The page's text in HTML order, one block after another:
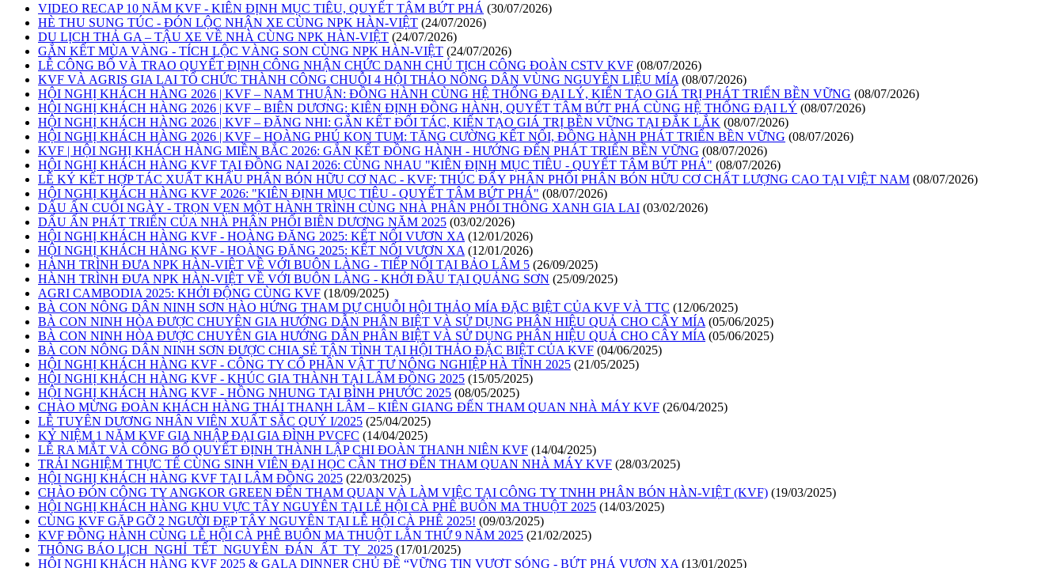
VIDEO RECAP 10 NĂM KVF - KIÊN ĐỊNH MỤC TIÊU, QUYẾT TÂM BỨT PHÁ (30/07/2026)
HÈ THU SUNG TÚC - ĐÓN LỘC NHẬN XE CÙNG NPK HÀN-VIỆT (24/07/2026)
DU LỊCH THẢ GA – TẬU XE VỀ NHÀ CÙNG NPK HÀN-VIỆT (24/07/2026)
GẮN KẾT MÙA VÀNG - TÍCH LỘC VÀNG SON CÙNG NPK HÀN-VIỆT (24/07/2026)
LỄ CÔNG BỐ VÀ TRAO QUYẾT ĐỊNH CÔNG NHẬN CHỨC DANH CHỦ TỊCH CÔNG ĐOÀN CSTV KVF (08/07/2026)
KVF VÀ AGRIS GIA LAI TỔ CHỨC THÀNH CÔNG CHUỖI 4 HỘI THẢO NÔNG DÂN VÙNG NGUYÊN LIỆU MÍA (08/07/2026)
HỘI NGHỊ KHÁCH HÀNG 2026 | KVF – NAM THUẬN: ĐỒNG HÀNH CÙNG HỆ THỐNG ĐẠI LÝ, KIẾN TẠO GIÁ TRỊ PHÁT TRIỂN BỀN VỮNG (08/07/2026)
HỘI NGHỊ KHÁCH HÀNG 2026 | KVF – BIÊN DƯƠNG: KIÊN ĐỊNH ĐỒNG HÀNH, QUYẾT TÂM BỨT PHÁ CÙNG HỆ THỐNG ĐẠI LÝ (08/07/2026)
HỘI NGHỊ KHÁCH HÀNG 2026 | KVF – ĐĂNG NHI: GẮN KẾT ĐỐI TÁC, KIẾN TẠO GIÁ TRỊ BỀN VỮNG TẠI ĐẮK LẮK (08/07/2026)
HỘI NGHỊ KHÁCH HÀNG 2026 | KVF – HOÀNG PHÚ KON TUM: TĂNG CƯỜNG KẾT NỐI, ĐỒNG HÀNH PHÁT TRIỂN BỀN VỮNG (08/07/2026)
KVF | HỘI NGHỊ KHÁCH HÀNG MIỀN BẮC 2026: GẮN KẾT ĐỒNG HÀNH - HƯỚNG ĐẾN PHÁT TRIỂN BỀN VỮNG (08/07/2026)
HỘI NGHỊ KHÁCH HÀNG KVF TẠI ĐỒNG NAI 2026: CÙNG NHAU "KIÊN ĐỊNH MỤC TIÊU - QUYẾT TÂM BỨT PHÁ" (08/07/2026)
LỄ KÝ KẾT HỢP TÁC XUẤT KHẨU PHÂN BÓN HỮU CƠ NAC - KVF: THÚC ĐẨY PHÂN PHỐI PHÂN BÓN HỮU CƠ CHẤT LƯỢNG CAO TẠI VIỆT NAM (08/07/2026)
HỘI NGHỊ KHÁCH HÀNG KVF 2026: "KIÊN ĐỊNH MỤC TIÊU - QUYẾT TÂM BỨT PHÁ" (08/07/2026)
DẤU ẤN CUỐI NGÀY - TRỌN VẸN MỘT HÀNH TRÌNH CÙNG NHÀ PHÂN PHỐI THÔNG XANH GIA LAI (03/02/2026)
DẤU ẤN PHÁT TRIỂN CỦA NHÀ PHÂN PHỐI BIÊN DƯƠNG NĂM 2025 (03/02/2026)
HỘI NGHỊ KHÁCH HÀNG KVF - HOÀNG ĐĂNG 2025: KẾT NỐI VƯƠN XA (12/01/2026)
HỘI NGHỊ KHÁCH HÀNG KVF - HOÀNG ĐĂNG 2025: KẾT NỐI VƯƠN XA (12/01/2026)
HÀNH TRÌNH ĐƯA NPK HÀN-VIỆT VỀ VỚI BUÔN LÀNG - TIẾP NỐI TẠI BẢO LÂM 5 (26/09/2025)
HÀNH TRÌNH ĐƯA NPK HÀN-VIỆT VỀ VỚI BUÔN LÀNG - KHỞI ĐẦU TẠI QUẢNG SƠN (25/09/2025)
AGRI CAMBODIA 2025: KHỞI ĐỘNG CÙNG KVF (18/09/2025)
BÀ CON NÔNG DÂN NINH SƠN HÀO HỨNG THAM DỰ CHUỖI HỘI THẢO MÍA ĐẶC BIỆT CỦA KVF VÀ TTC (12/06/2025)
BÀ CON NINH HÒA ĐƯỢC CHUYÊN GIA HƯỚNG DẪN PHÂN BIỆT VÀ SỬ DỤNG PHÂN HIỆU QUẢ CHO CÂY MÍA (05/06/2025)
BÀ CON NINH HÒA ĐƯỢC CHUYÊN GIA HƯỚNG DẪN PHÂN BIỆT VÀ SỬ DỤNG PHÂN HIỆU QUẢ CHO CÂY MÍA (05/06/2025)
BÀ CON NÔNG DÂN NINH SƠN ĐƯỢC CHIA SẺ TẬN TÌNH TẠI HỘI THẢO ĐẶC BIỆT CỦA KVF (04/06/2025)
HỘI NGHỊ KHÁCH HÀNG KVF - CÔNG TY CỔ PHẦN VẬT TƯ NÔNG NGHIỆP HÀ TĨNH 2025 (21/05/2025)
HỘI NGHỊ KHÁCH HÀNG KVF - KHÚC GIA THÀNH TẠI LÂM ĐỒNG 2025 (15/05/2025)
HỘI NGHỊ KHÁCH HÀNG KVF - HỒNG NHUNG TẠI BÌNH PHƯỚC 2025 (08/05/2025)
CHÀO MỪNG ĐOÀN KHÁCH HÀNG THÁI THANH LÂM – KIÊN GIANG ĐẾN THAM QUAN NHÀ MÁY KVF (26/04/2025)
LỄ TUYÊN DƯƠNG NHÂN VIÊN XUẤT SẮC QUÝ I/2025 (25/04/2025)
KỶ NIỆM 1 NĂM KVF GIA NHẬP ĐẠI GIA ĐÌNH PVCFC (14/04/2025)
LỄ RA MẮT VÀ CÔNG BỐ QUYẾT ĐỊNH THÀNH LẬP CHI ĐOÀN THANH NIÊN KVF (14/04/2025)
TRẢI NGHIỆM THỰC TẾ CÙNG SINH VIÊN ĐẠI HỌC CẦN THƠ ĐẾN THAM QUAN NHÀ MÁY KVF (28/03/2025)
HỘI NGHỊ KHÁCH HÀNG KVF TẠI LÂM ĐỒNG 2025 (22/03/2025)
CHÀO ĐÓN CÔNG TY ANGKOR GREEN ĐẾN THAM QUAN VÀ LÀM VIỆC TẠI CÔNG TY TNHH PHÂN BÓN HÀN-VIỆT (KVF) (19/03/2025)
HỘI NGHỊ KHÁCH HÀNG KHU VỰC TÂY NGUYÊN TẠI LỄ HỘI CÀ PHÊ BUÔN MA THUỘT 2025 (14/03/2025)
CÙNG KVF GẶP GỠ 2 NGƯỜI ĐẸP TÂY NGUYÊN TẠI LỄ HỘI CÀ PHÊ 2025! (09/03/2025)
KVF ĐỒNG HÀNH CÙNG LỄ HỘI CÀ PHÊ BUÔN MA THUỘT LẰN THỨ 9 NĂM 2025 (21/02/2025)
THÔNG BÁO LỊCH_NGHỈ_TẾT_NGUYÊN_ĐÁN_ẤT_TỴ_2025 (17/01/2025)
HỘI NGHỊ KHÁCH HÀNG KVF 2025 & GALA DINNER CHỦ ĐỀ “VỮNG TIN VƯỢT SÓNG - BỨT PHÁ VƯƠN XA (13/01/2025)